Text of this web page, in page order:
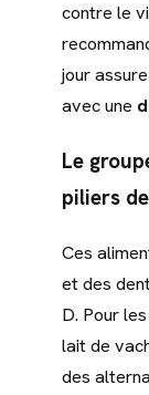
contre le
jour
avec une
Le
piliers
Ces
et des
D. Pour
lait de
des